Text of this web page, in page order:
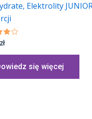
Elektrolity
zł
się więcej